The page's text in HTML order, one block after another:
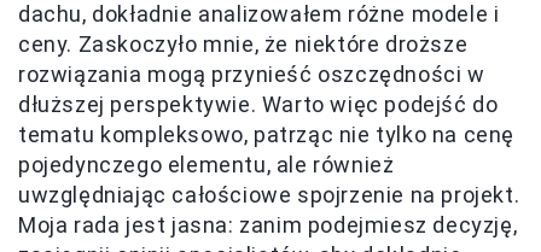
dachu, dokładnie analizowałem różne modele i
ceny. Zaskoczyło mnie, że niektóre droższe
rozwiązania mogą przynieść oszczędności w
dłuższej perspektywie. Warto więc podejść do
tematu kompleksowo, patrząc nie tylko na cenę
pojedynczego elementu, ale również
uwzględniając całościowe spojrzenie na projekt.
Moja rada jest jasna: zanim podejmiesz decyzję,